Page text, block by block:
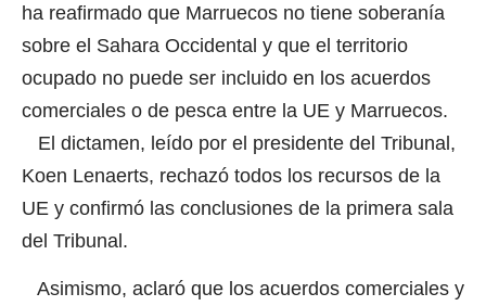
ha reafirmado que Marruecos no tiene soberanía
sobre el Sahara Occidental y que el territorio
ocupado no puede ser incluido en los acuerdos
comerciales o de pesca entre la UE y Marruecos.
El dictamen, leído por el presidente del Tribunal,
Koen Lenaerts, rechazó todos los recursos de la
UE y confirmó las conclusiones de la primera sala
del Tribunal.
Asimismo, aclaró que los acuerdos comerciales y